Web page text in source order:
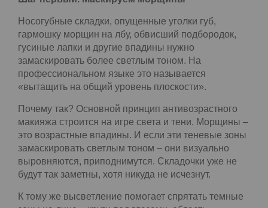
моложе.
Шаг первый. Маскируем морщины
Носогубные складки, опущенные уголки губ,
гармошку морщин на лбу, обвисший подбородок,
гусиные лапки и другие впадины нужно
замаскировать более светлым тоном. На
«вытащить на общий уровень плоскости».
Почему так? Основной принцип антивозрастного
макияжа строится на игре света и тени. Морщины
– это возрастные впадины. И если эти теневые
зоны замаскировать светлым тоном – они
Складочки уже не будут так заметны, хотя никуда